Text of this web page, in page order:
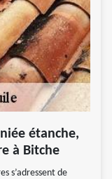
étanche,
à Bitche
s’adressent de